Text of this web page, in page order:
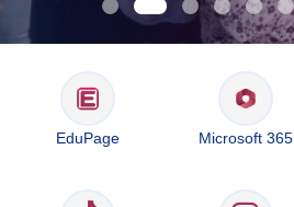
EduPage Microsoft 365